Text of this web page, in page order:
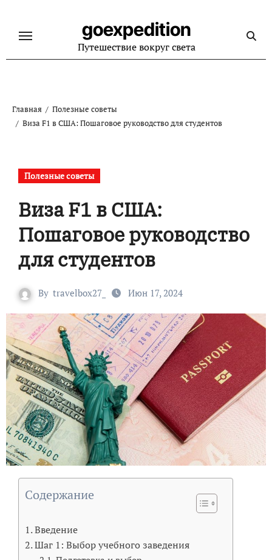
содержанию
goexpedition
Путешествие вокруг света
Главная
Полезные советы
Виза F1 в США: Пошаговое руководство для студентов
Полезные советы
Виза F1 в США:
Пошаговое руководство
для студентов
By travelbox27_ Июн 17, 2024
Содержание
Введение
Шаг 1: Выбор учебного заведения